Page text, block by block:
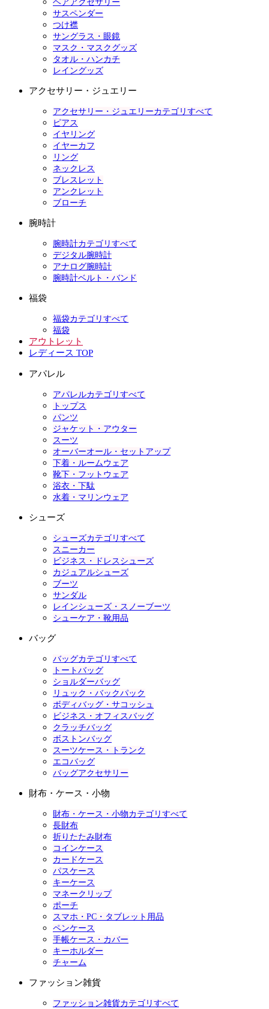
ヘアアクセサリー
サスペンダー
つけ襟
サングラス・眼鏡
マスク・マスクグッズ
タオル・ハンカチ
レイングッズ
アクセサリー・ジュエリー
アクセサリー・ジュエリーカテゴリすべて
ピアス
イヤリング
イヤーカフ
リング
ネックレス
ブレスレット
アンクレット
ブローチ
腕時計
腕時計カテゴリすべて
デジタル腕時計
アナログ腕時計
腕時計ベルト・バンド
福袋
福袋カテゴリすべて
福袋
アウトレット
レディース TOP
アパレル
アパレルカテゴリすべて
トップス
パンツ
ジャケット・アウター
スーツ
オーバーオール・セットアップ
下着・ルームウェア
靴下・フットウェア
浴衣・下駄
水着・マリンウェア
シューズ
シューズカテゴリすべて
スニーカー
ビジネス・ドレスシューズ
カジュアルシューズ
ブーツ
サンダル
レインシューズ・スノーブーツ
シューケア・靴用品
バッグ
バッグカテゴリすべて
トートバッグ
ショルダーバッグ
リュック・バックパック
ボディバッグ・サコッシュ
ビジネス・オフィスバッグ
クラッチバッグ
ボストンバッグ
スーツケース・トランク
エコバッグ
バッグアクセサリー
財布・ケース・小物
財布・ケース・小物カテゴリすべて
長財布
折りたたみ財布
コインケース
カードケース
パスケース
キーケース
マネークリップ
ポーチ
スマホ・PC・タブレット用品
ペンケース
手帳ケース・カバー
キーホルダー
チャーム
ファッション雑貨
ファッション雑貨カテゴリすべて